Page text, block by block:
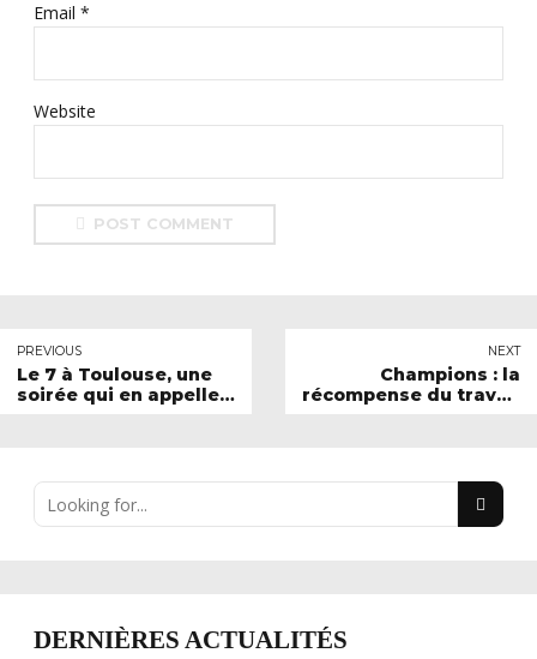
Email *
Website
POST COMMENT
PREVIOUS
Le 7 à Toulouse, une
soirée qui en appelle
NEXT
Champions : la
récompense du travail
DERNIÈRES ACTUALITÉS